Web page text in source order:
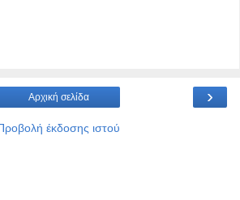
›
Αρχική σελίδα
έκδοσης ιστού